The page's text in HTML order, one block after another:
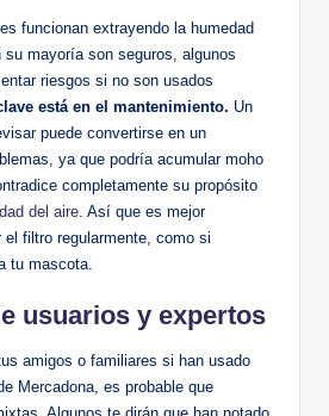
funcionan extrayendo la humedad
mayoría son seguros, algunos
riesgos si‍ no son usados
está en el⁤ mantenimiento. Un
puede convertirse en un
ya⁣ que podría acumular moho
completamente su propósito
del aire.‍ Así que⁢ es mejor
el filtro regularmente, como si
tu mascota.
usuarios y​ expertos
amigos o familiares si han​ usado
Mercadona, es probable que